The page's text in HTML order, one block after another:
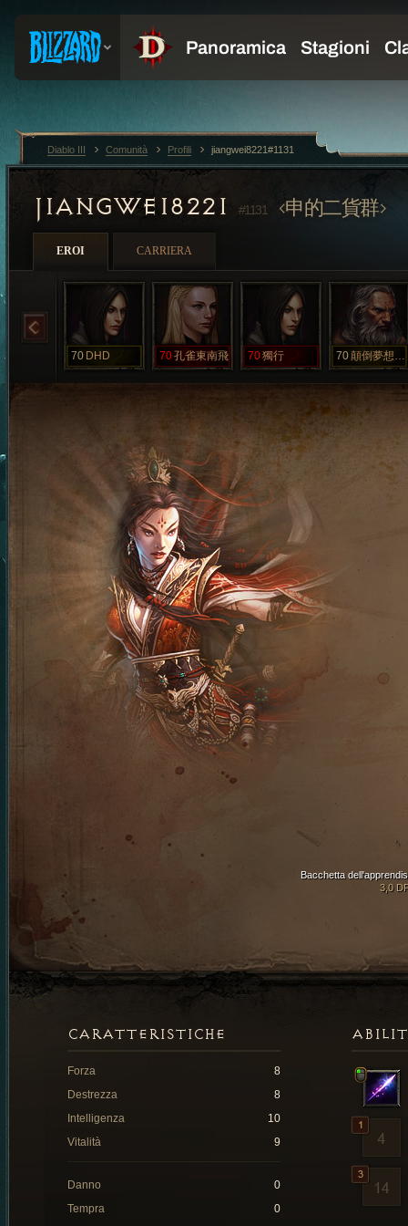
JIANGWEI8221 #1131 申的二貨群
EROI CARRIERA
70 DHD 70孔雀東南飛 70獨行 70 顛倒夢想一世
Bacchetta
3,0
CARATTERISTICHE
Forza
8
Destrezza
8
Intelligenza
10
Vitalità
9
Danno
0
Tempra
0
Diablo III Comunità Profili jiangwei8221#1131